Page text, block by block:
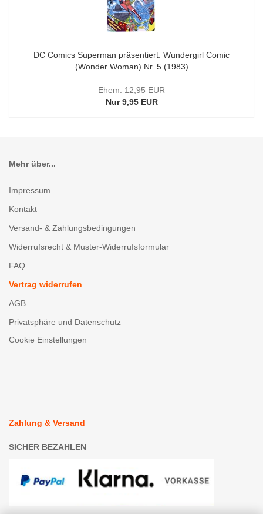
DC Comics Superman präsentiert: Wundergirl Comic
(Wonder Woman) Nr. 5 (1983)
Ehem. 12,95 EUR
Nur 9,95 EUR
Mehr über...
Impressum
Kontakt
Versand- & Zahlungsbedingungen
Widerrufsrecht & Muster-Widerrufsformular
FAQ
Vertrag widerrufen
AGB
Privatsphäre und Datenschutz
Cookie Einstellungen
Zahlung & Versand
SICHER BEZAHLEN